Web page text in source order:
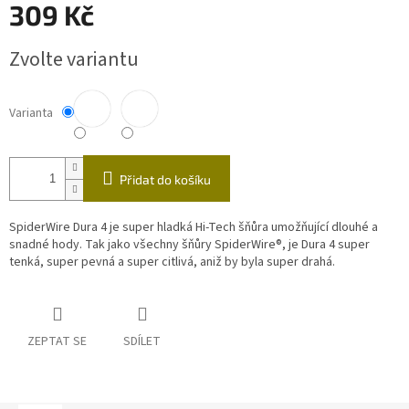
309 Kč
cena:
Zvolte variantu
Varianta
Přidat do košíku
SpiderWire Dura 4 je super hladká Hi-Tech šňůra umožňující dlouhé a
snadné hody. Tak jako všechny šňůry SpiderWire®, je Dura 4 super
tenká, super pevná a super citlivá, aniž by byla super drahá.
ZEPTAT SE SDÍLET